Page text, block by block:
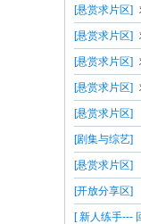
[悬赏求片区]
[悬赏求片区]
[悬赏求片区]
[悬赏求片区]
[悬赏求片区]
[剧集与综艺]
[悬赏求片区]
[开放分享区]
[ 新人练手---